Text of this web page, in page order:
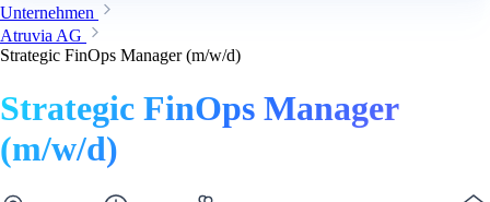
Unternehmen
Atruvia AG
Strategic FinOps Manager (m/w/d)
Strategic FinOps Manager
(m/w/d)